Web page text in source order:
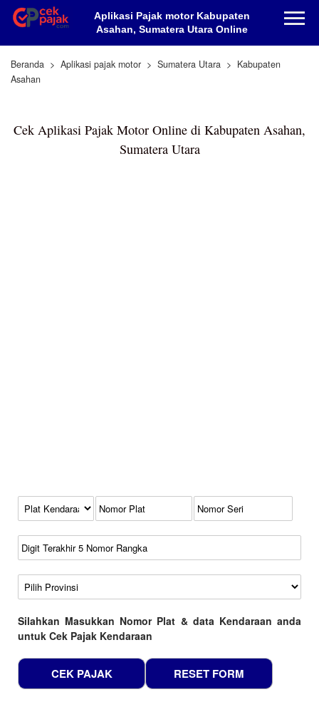
Aplikasi Pajak motor Kabupaten
Asahan, Sumatera Utara Online
Beranda Aplikasi pajak motor Sumatera Utara
Kabupaten
Asahan
Cek Aplikasi Pajak Motor Online di Kabupaten Asahan,
Sumatera Utara
Kode Plat Kendaraan
No Plat
No Seri
No Rangka
Wilayah
Silahkan Masukkan Nomor Plat & data Kendaraan anda
untuk Cek Pajak Kendaraan